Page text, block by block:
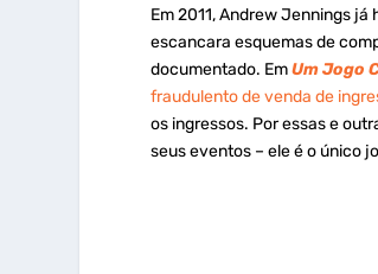
Em 2011, Andrew Jennings
escancara esquemas de
documentado. EmUm Jogo
fraudulento de venda de
os ingressos. Por essas e
seus eventos – ele é o único